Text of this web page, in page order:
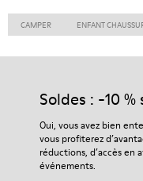
CAMPER ENFANT
Soldes : -10
Oui, vous avez bien
vous profiterez
réductions, d’accès en
événements.